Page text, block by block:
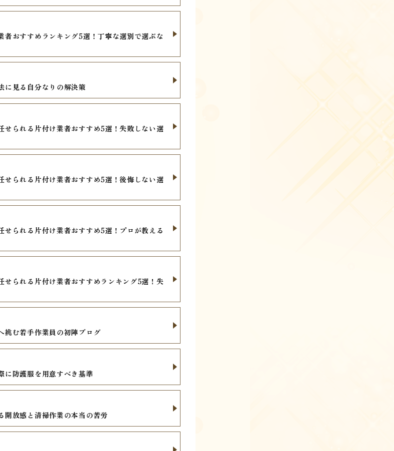
者おすすめランキング5選！丁寧な選別で選ぶな
に見る自分なりの解決策
せられる片付け業者おすすめ5選！失敗しない選
せられる片付け業者おすすめ5選！後悔しない選
せられる片付け業者おすすめ5選！プロが教える
せられる片付け業者おすすめランキング5選！失
挑む若手作業員の初陣ブログ
に防護服を用意すべき基準
開放感と清掃作業の本当の苦労